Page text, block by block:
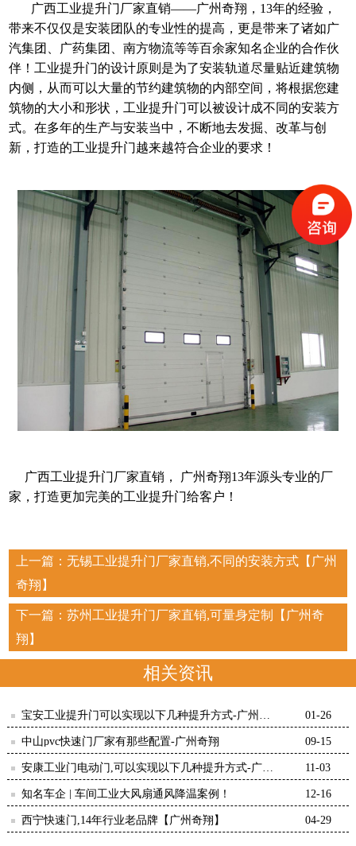
广西工业提升门厂家直销——广州奇翔，13年的经验，
带来不仅仅是安装团队的专业性的提高，更是带来了诸如广
汽集团、广药集团、南方物流等等百余家知名企业的合作伙
伴！工业提升门的设计原则是为了安装轨道尽量贴近建筑物
内侧，从而可以大量的节约建筑物的内部空间，将根据您建
筑物的大小和形状，工业提升门可以被设计成不同的安装方
式。在多年的生产与安装当中，不断地去发掘、改革与创
新，打造的工业提升门越来越符合企业的要求！
广西工业提升门厂家直销， 广州奇翔13年源头专业的厂
家，打造更加完美的工业提升门给客户！
上一篇： 无锡工业提升门厂家直销,不同的安装方式【广州
奇翔】
下一篇： 苏州工业提升门厂家直销,可量身定制【广州奇
翔】
相关资讯
宝安工业提升门可以实现以下几种提升方式-广州奇
翔
01-26
中山pvc快速门厂家有那些配置-广州奇翔 09-15
安康工业门电动门,可以实现以下几种提升方式-广州
奇翔
11-03
知名车企 | 车间工业大风扇通风降温案例！ 12-16
西宁快速门,14年行业老品牌【广州奇翔】 04-29